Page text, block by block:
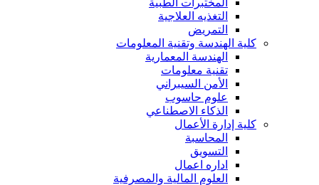
المختبرات الطبية
التغذيه العلاجية
التمريض
كلية الهندسة وتقنية المعلومات
الهندسة المعمارية
تقنية معلومات
الأمن السيبراني
علوم حاسوب
الذكاء الاصطناعي
كلية إدارة الأعمال
المحاسبة
التسويق
اداره اعمال
العلوم المالية والمصرفية